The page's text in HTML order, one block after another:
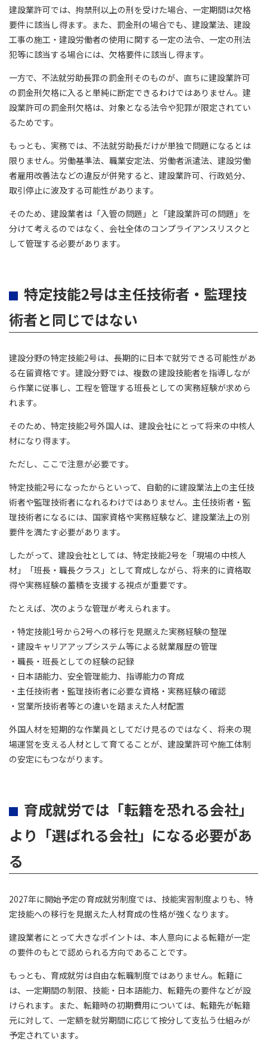
建設業許可では、拘禁刑以上の刑を受けた場合、一定期間は欠格
要件に該当し得ます。また、罰金刑の場合でも、建設業法、建設
工事の施工・建設労働者の使用に関する一定の法令、一定の刑法
犯等に該当する場合には、欠格要件に該当し得ます。
一方で、不法就労助長罪の罰金刑そのものが、直ちに建設業許可
の罰金刑欠格に入ると単純に断定できるわけではありません。建
設業許可の罰金刑欠格は、対象となる法令や犯罪が限定されてい
るためです。
もっとも、実務では、不法就労助長だけが単独で問題になるとは
限りません。労働基準法、職業安定法、労働者派遣法、建設労働
者雇用改善法などの違反が併発すると、建設業許可、行政処分、
取引停止に波及する可能性があります。
そのため、建設業者は「入管の問題」と「建設業許可の問題」を
分けて考えるのではなく、会社全体のコンプライアンスリスクと
して管理する必要があります。
特定技能2号は主任技術者・監理技
術者と同じではない
建設分野の特定技能2号は、長期的に日本で就労できる可能性があ
る在留資格です。建設分野では、複数の建設技能者を指導しなが
ら作業に従事し、工程を管理する班長としての実務経験が求めら
れます。
そのため、特定技能2号外国人は、建設会社にとって将来の中核人
材になり得ます。
ただし、ここで注意が必要です。
特定技能2号になったからといって、自動的に建設業法上の主任技
術者や監理技術者になれるわけではありません。主任技術者・監
理技術者になるには、国家資格や実務経験など、建設業法上の別
要件を満たす必要があります。
したがって、建設会社としては、特定技能2号を「現場の中核人
材」「班長・職長クラス」として育成しながら、将来的に資格取
得や実務経験の蓄積を支援する視点が重要です。
たとえば、次のような管理が考えられます。
・特定技能1号から2号への移行を見据えた実務経験の整理
・建設キャリアアップシステム等による就業履歴の管理
・職長・班長としての経験の記録
・日本語能力、安全管理能力、指導能力の育成
・主任技術者・監理技術者に必要な資格・実務経験の確認
・営業所技術者等との違いを踏まえた人材配置
外国人材を短期的な作業員としてだけ見るのではなく、将来の現
場運営を支える人材として育てることが、建設業許可や施工体制
の安定にもつながります。
育成就労では「転籍を恐れる会社」
より「選ばれる会社」になる必要があ
る
2027年に開始予定の育成就労制度では、技能実習制度よりも、特
定技能への移行を見据えた人材育成の性格が強くなります。
建設業者にとって大きなポイントは、本人意向による転籍が一定
の要件のもとで認められる方向であることです。
もっとも、育成就労は自由な転職制度ではありません。転籍に
は、一定期間の制限、技能・日本語能力、転籍先の要件などが設
けられます。また、転籍時の初期費用については、転籍先が転籍
元に対して、一定額を就労期間に応じて按分して支払う仕組みが
予定されています。